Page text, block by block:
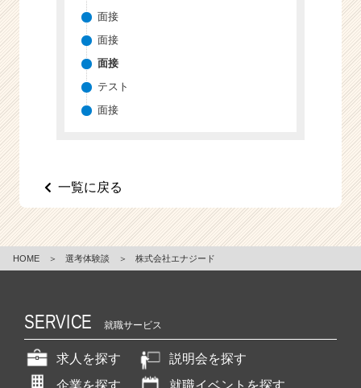
e
r）
面接
面接
面接
テスト
面接
一覧に戻る
HOME ＞ 選考体験談 ＞ 株式会社エナジード
SERVICE 就職サービス
求人を探す
説明会を探す
企業を探す
就職イベントを探す